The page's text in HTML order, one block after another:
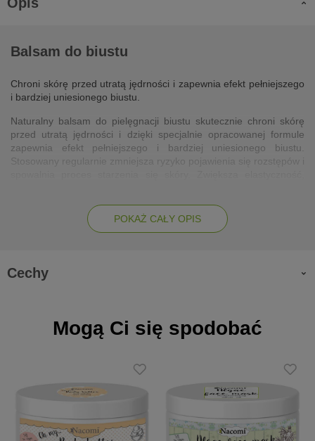
Balsam do biustu
Chroni skórę przed utratą jędrności i zapewnia efekt pełniejszego
i bardziej uniesionego biustu.
Naturalny balsam do pielęgnacji biustu skutecznie chroni skórę
przed utratą jędrności i dzięki specjalnie opracowanej formule
zapewnia efekt pełniejszego i bardziej uniesionego biustu.
Stosowany regularnie zmniejsza ryzyko pojawienia się rozstępów i
arganowy, olej macadamia, masło shea i olej kokosowy. Ich
działanie uzupełniają ekstrakty roślinne z aloesu, miodu i palmy
zwiększa elastyczność
spowalnia proces starzenia się skóry
zapewnia efekt pełniejszego biustu
Zalety
POKAŻ CAŁY OPIS
Cechy
Mogą Ci się spodobać